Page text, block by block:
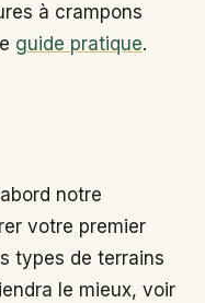
à crampons
guide pratique.
notre
votre premier
types de terrains
le mieux, voir